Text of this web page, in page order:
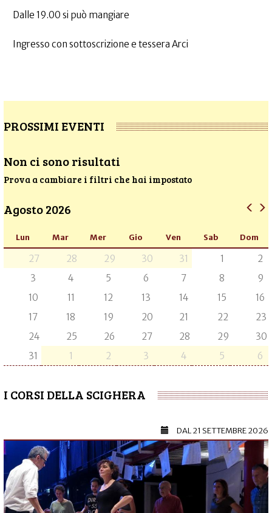
Dalle 19.00 si può mangiare
Ingresso con sottoscrizione e tessera Arci
PROSSIMI EVENTI
Non ci sono risultati
Prova a cambiare i filtri che hai impostato
Agosto 2026
Lun Mar Mer Gio Ven Sab Dom
27 28 29 30 31 1
2
3
4 5 6 7 8
9
10
11 12 13 14 15
16
17
18 19 20 21 22
23
24
25 26 27 28 29
30
31
1 2 3 4 5 6
I CORSI DELLA SCIGHERA
DAL21 SETTEMBRE 2026